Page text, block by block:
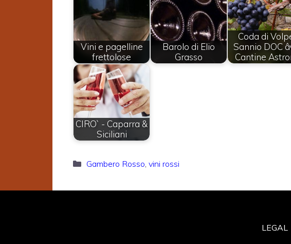
Vini e pagelline
frettolose
Barolo di Elio
Grasso
Coda di
Sannio DOC
Cantine
CIRO` - Caparra &
Siciliani
Categorie
Gambero Rosso vini rossi
LEGAL